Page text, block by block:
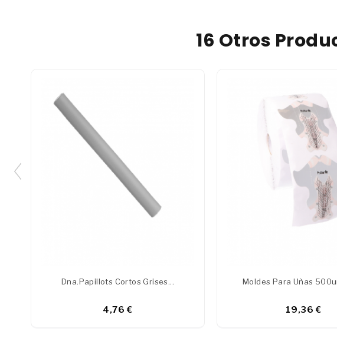
16 Otros
Dna.Papillots Cortos Grises...
4,76 €
Moldes Para Uñas
19,36 €